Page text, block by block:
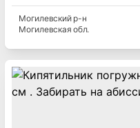
Могилевскийр-н
Могилевская обл.